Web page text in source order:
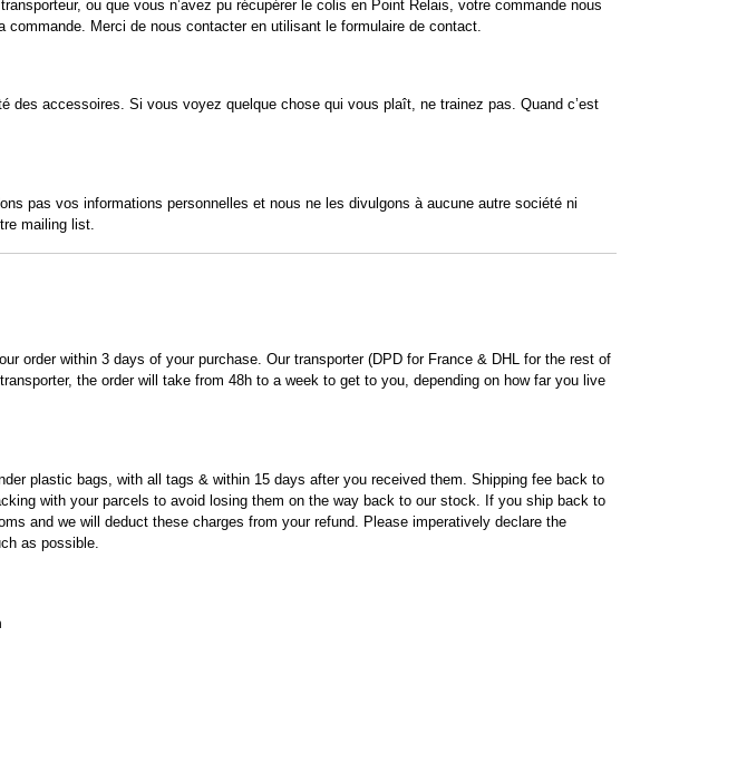
ou que vous n’avez pu récupérer le colis en Point Relais, votre commande nous
Merci de nous contacter en utilisant le formulaire de contact.
accessoires. Si vous voyez quelque chose qui vous plaît, ne trainez pas. Quand c’est
pas vos informations personnelles et nous ne les divulgons à aucune autre société ni
mailing list.
order within 3 days of your purchase. Our transporter (DPD for France & DHL for the rest of
the order will take from 48h to a week to get to you, depending on how far you live
plastic bags, with all tags & within 15 days after you received them. Shipping fee back to
with your parcels to avoid losing them on the way back to our stock. If you ship back to
and we will deduct these charges from your refund. Please imperatively declare the
as possible.